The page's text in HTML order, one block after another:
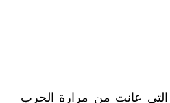
عانت من مرارة الحرب